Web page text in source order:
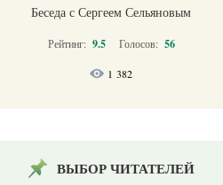
Беседа с Сергеем Сельяновым
Рейтинг: 9.5 Голосов: 56
1 382
ВЫБОР ЧИТАТЕЛЕЙ